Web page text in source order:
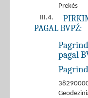
Prekės
III.4.
PAGAL BVPŽ:
pagal